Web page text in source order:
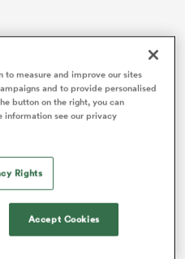
situation des deux joueurs
de 20 minutes pour jeu
rendu coupable d’un
to measure and improve our sites
and to provide personalised
button on the right, you can
information see our privacy
Rights
Accept Cookies